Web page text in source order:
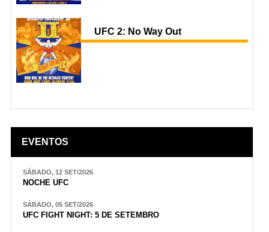
UFC 2: No Way Out
EVENTOS
SÁBADO, 12 SET/2026
NOCHE UFC
SÁBADO, 05 SET/2026
UFC FIGHT NIGHT: 5 DE SETEMBRO